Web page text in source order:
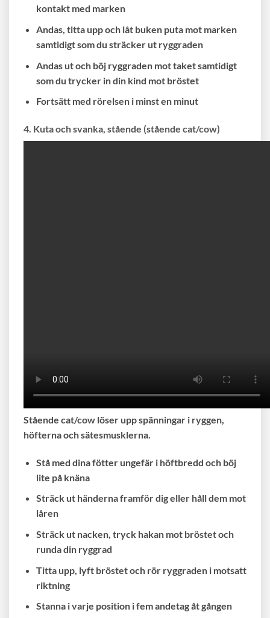
kontakt med marken
Andas, titta upp och låt buken puta mot marken
samtidigt som du sträcker ut ryggraden
Andas ut och böj ryggraden mot taket samtidigt
som du trycker in din kind mot bröstet
Fortsätt med rörelsen i minst en minut
4. Kuta och svanka, stående (stående cat/cow)
Stående cat/cow löser upp spänningar i ryggen,
höfterna och sätesmusklerna.
Stå med dina fötter ungefär i höftbredd och böj
lite på knäna
Sträck ut händerna framför dig eller håll dem mot
låren
Sträck ut nacken, tryck hakan mot bröstet och
runda din ryggrad
Titta upp, lyft bröstet och rör ryggraden i motsatt
riktning
Stanna i varje position i fem andetag åt gången